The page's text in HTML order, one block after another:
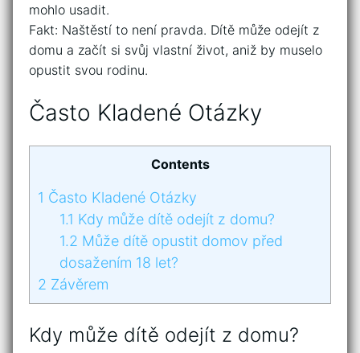
mohlo usadit.
Fakt: Naštěstí to není pravda. Dítě může odejít z
domu a začít si svůj vlastní život, aniž by muselo
opustit svou rodinu.
Často Kladené Otázky
Contents
1 Často Kladené Otázky
1.1 Kdy může dítě odejít z domu?
1.2 Může dítě opustit domov před
dosažením 18 let?
2 Závěrem
Kdy může dítě odejít z domu?